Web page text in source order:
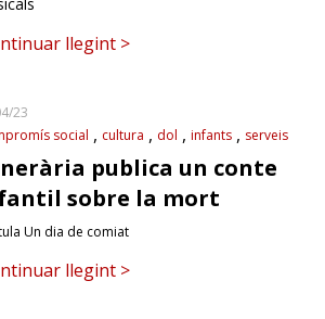
llegint >
23
social
cultura dol infants serveis
publica un conte
sobre la mort
Un dia de comiat
llegint >